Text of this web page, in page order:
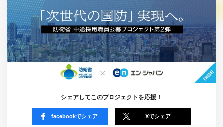
シェアしてこのプロジェクトを応援！
facebookでシェア Xでシェア